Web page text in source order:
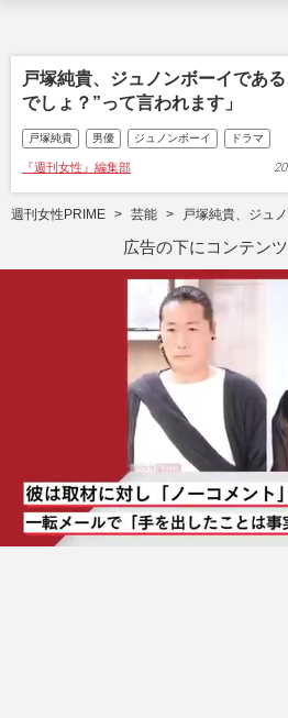
戸塚純貴、ジュノンボーイであ
でしょ？”って言われます」
戸塚純貴 男優 ジュノンボーイ ドラマ
『週刊女性』編集部
週刊女性PRIME 芸能 戸塚純貴、ジュ
広告の下にコンテン